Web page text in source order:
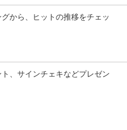
から、ヒットの推移をチェッ
、サインチェキなどプレゼン